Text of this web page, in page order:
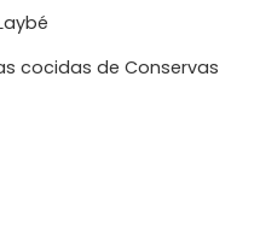
cocidas de Conservas